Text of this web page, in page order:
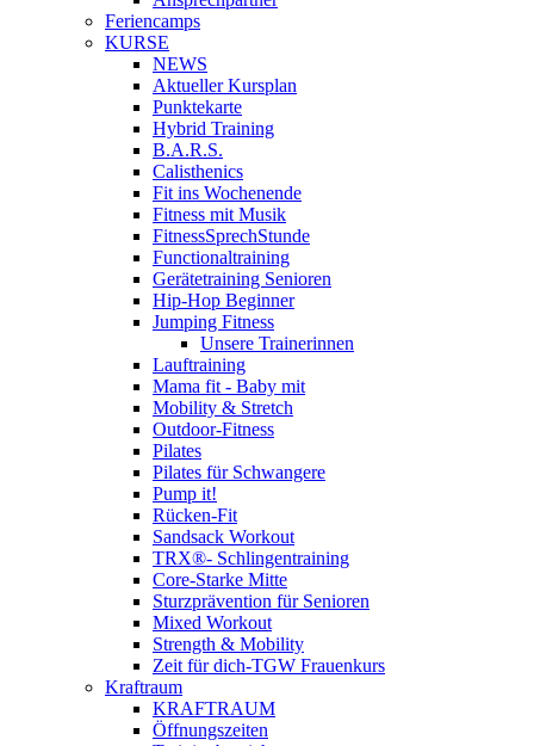
Feriencamps
KURSE
NEWS
Aktueller Kursplan
Punktekarte
Hybrid Training
B.A.R.S.
Calisthenics
Fit ins Wochenende
Fitness mit Musik
FitnessSprechStunde
Functionaltraining
Gerätetraining Senioren
Hip-Hop Beginner
Jumping Fitness
Unsere Trainerinnen
Lauftraining
Mama fit - Baby mit
Mobility & Stretch
Outdoor-Fitness
Pilates
Pilates für Schwangere
Pump it!
Rücken-Fit
Sandsack Workout
TRX®- Schlingentraining
Core-Starke Mitte
Sturzprävention für Senioren
Mixed Workout
Strength & Mobility
Zeit für dich-TGW Frauenkurs
Kraftraum
KRAFTRAUM
Öffnungszeiten